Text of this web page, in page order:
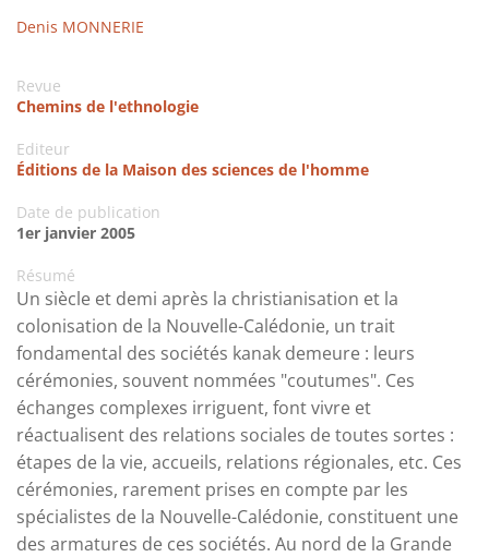
Denis MONNERIE
Revue
Chemins de l'ethnologie
Editeur
Éditions de la Maison des sciences de l'homme
Date de publication
1er janvier 2005
Résumé
Un siècle et demi après la christianisation et la
colonisation de la Nouvelle-Calédonie, un trait
fondamental des sociétés kanak demeure : leurs
cérémonies, souvent nommées "coutumes". Ces
échanges complexes irriguent, font vivre et
réactualisent des relations sociales de toutes sortes :
étapes de la vie, accueils, relations régionales, etc. Ces
cérémonies, rarement prises en compte par les
spécialistes de la Nouvelle-Calédonie, constituent une
des armatures de ces sociétés. Au nord de la Grande